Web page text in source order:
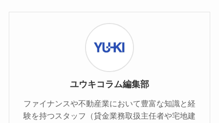
ユウキコラム編集部
ファイナンスや不動産業において豊富な知識と経
験を持つスタッフ（貸金業務取扱主任者や宅地建